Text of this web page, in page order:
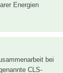
Energien
bei
CLS-